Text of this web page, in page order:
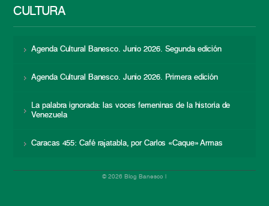
CULTURA
Agenda Cultural Banesco. Junio 2026. Segunda edición
Agenda Cultural Banesco. Junio 2026. Primera edición
La palabra ignorada: las voces femeninas de la historia de
Venezuela
Caracas 455: Café rajatabla, por Carlos «Caque» Armas
© 2026 Blog Banesco |